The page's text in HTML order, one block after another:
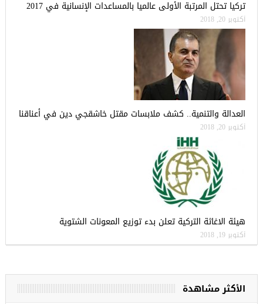
تركيا تحتل المرتبة الأولى عالميا بالمساعدات الإنسانية في 2017
أكتوبر 20, 2018
العدالة والتنمية.. كشف ملابسات مقتل خاشقجي دين في أعناقنا
أكتوبر 20, 2018
هيئة الاغاثة التركية تعلن بدء توزيع المعونات الشتوية
أكتوبر 19, 2018
الأكثر مشاهدة